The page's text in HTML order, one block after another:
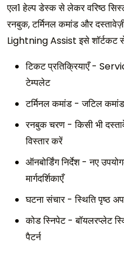
एल1 हेल्प डेस्क से लेकर वरिष्ठ
रनबुक, टर्मिनल कमांड और
Lightning Assist इसे शॉर्टकट से
टिकट प्रतिक्रियाएँ -
टेम्पलेट
टर्मिनल कमांड - जटिल
रनबुक चरण - किसी भी
विस्तार करें
ऑनबोर्डिंग निर्देश - नए
मार्गदर्शिकाएँ
घटना संचार - स्थिति पृष्ठ
कोड स्निपेट - बॉयलरप्लेट
पैटर्न